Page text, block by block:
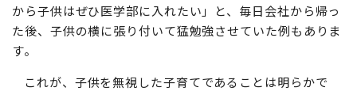
一流大学を出て一流商社で働いているお父さんが、「自
分は、本当は医者になりたかったのになれなかった」「だ
から子供はぜひ医学部に入れたい」と、毎日会社から帰っ
た後、子供の横に張り付いて猛勉強させていた例もありま